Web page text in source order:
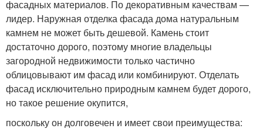
фасадных материалов. По декоративным качествам —
лидер. Наружная отделка фасада дома натуральным
камнем не может быть дешевой. Камень стоит
достаточно дорого, поэтому многие владельцы
загородной недвижимости только частично
облицовывают им фасад или комбинируют. Отделать
фасад исключительно природным камнем будет дорого,
но такое решение окупится,
поскольку он долговечен и имеет свои преимущества: